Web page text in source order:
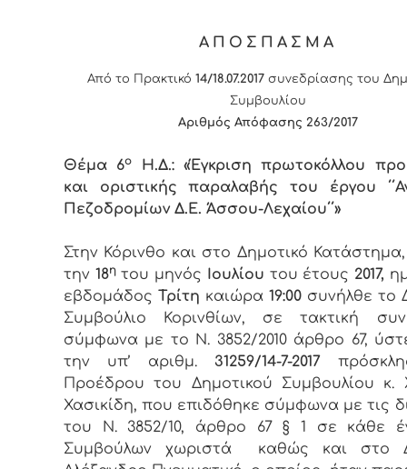
ΑΠΟΣΠΑΣΜΑ
Από το Πρακτικό 14/18.07.2017συνεδρίασης του
Συμβουλίου
Αριθμός Απόφασης 263/2017
Θέμα 6ο
Η.Δ.: «Έγκριση πρωτοκόλλου
και οριστικής παραλαβής του έργου
Πεζοδρομίων Δ.Ε. Άσσου-Λεχαίου΄΄»
Στην Κόρινθο και στο Δημοτικό
την 18η του μηνός Ιουλίου του έτους 2017,
εβδομάδος Τρίτη καιώρα 19:00συνήλθε το
Συμβούλιο Κορινθίων, σε τακτική
σύμφωνα με το Ν. 3852/2010 άρθρο 67,
την υπ’ αριθμ. 31259/14-7-2017
Προέδρου του Δημοτικού Συμβουλίου κ.
Χασικίδη, που επιδόθηκε σύμφωνα με τις
του Ν. 3852/10, άρθρο 67 § 1 σε κάθε
Συμβούλων χωριστά καθώς και στο